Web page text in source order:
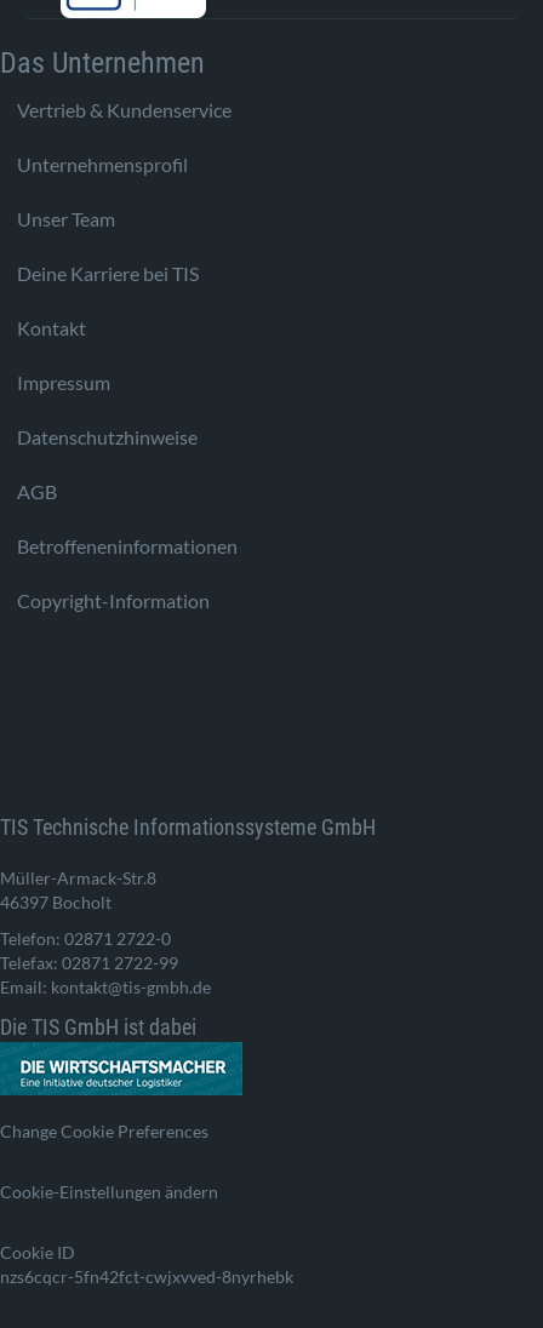
Das Unternehmen
Vertrieb & Kundenservice
Unternehmensprofil
Unser Team
Deine Karriere bei TIS
Kontakt
Impressum
Datenschutzhinweise
AGB
Betroffeneninformationen
Copyright-Information
TIS Technische Informationssysteme GmbH
Müller-Armack-Str.8
46397 Bocholt
Telefon: 02871 2722-0
Telefax: 02871 2722-99
Email: kontakt@tis-gmbh.de
Die TIS GmbH ist dabei
Change Cookie Preferences
Cookie-Einstellungen ändern
Cookie ID
nzs6cqcr-5fn42fct-cwjxvved-8nyrhebk